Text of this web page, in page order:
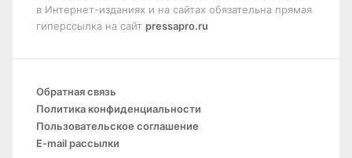
в Интернет-изданиях и на сайтах обязательна прямая
гиперссылка на сайт pressapro.ru
Обратная связь
Политика конфиденциальности
Пользовательское соглашение
E-mail рассылки